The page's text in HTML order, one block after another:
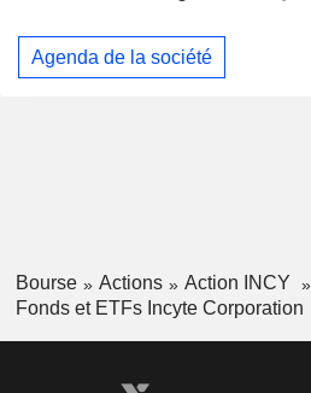
Agenda de la société
Bourse Actions
Action INCY
Fonds et ETFs Incyte Corporation